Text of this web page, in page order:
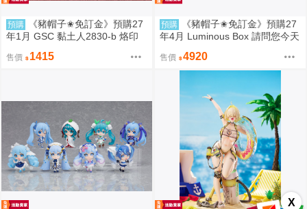
X
預購
《豬帽子✬免訂金》預購27
年1月 GSC 黏土人2830-b 烙印
D EDITION 0906
售價 1415
預購
《豬帽子✬免訂金》預購27
年4月 Luminous Box 請問您今天
7 0906
售價 4920